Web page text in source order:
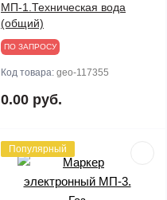
МП-1.Техническая вода
(общий)
ПО ЗАПРОСУ
Код товара: geo-117355
0.00 руб.
Популярный